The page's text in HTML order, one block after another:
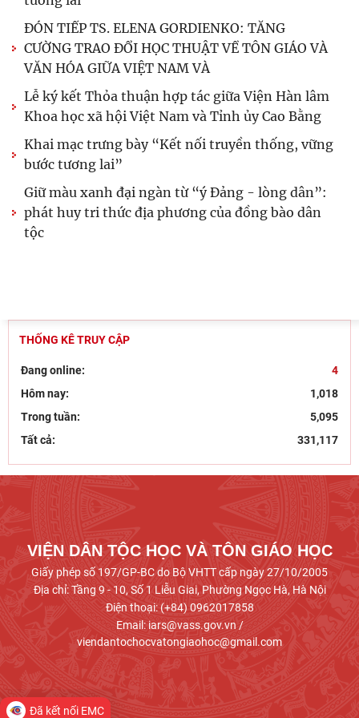
ĐÓN TIẾP TS. ELENA GORDIENKO: TĂNG
CƯỜNG TRAO ĐỔI HỌC THUẬT VỀ TÔN GIÁO VÀ
VĂN HÓA GIỮA VIỆT NAM VÀ
Lễ ký kết Thỏa thuận hợp tác giữa Viện Hàn lâm
Khoa học xã hội Việt Nam và Tỉnh ủy Cao Bằng
Khai mạc trưng bày “Kết nối truyền thống, vững
bước tương lai”
Giữ màu xanh đại ngàn từ “ý Đảng - lòng dân”:
phát huy tri thức địa phương của đồng bào dân
tộc
THỐNG KÊ TRUY CẬP
Đang online:
4
Hôm nay:
1,018
Trong tuần:
5,095
Tất cả:
331,117
VIỆN DÂN TỘC HỌC VÀ TÔN GIÁO HỌC
Giấy phép số 197/GP-BC do Bộ VHTT cấp ngày 27/10/2005
Địa chỉ: Tầng 9 - 10, Số 1 Liễu Giai, Phường Ngọc Hà, Hà Nội
Điện thoại: (+84) 0962017858
Email: iars@vass.gov.vn /
viendantochocvatongiaohoc@gmail.com
Đã kết nối EMC